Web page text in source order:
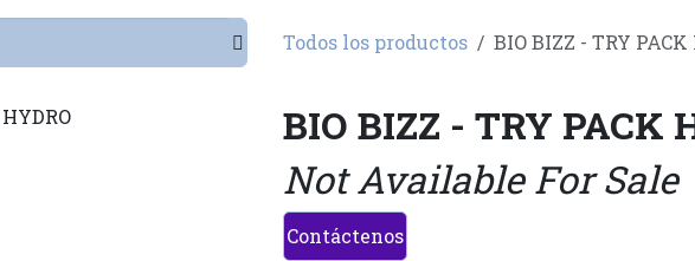
Todos los productos BIO BIZZ - TRY PACK
BIO BIZZ - TRY PACK
Not Available For Sale
Contáctenos